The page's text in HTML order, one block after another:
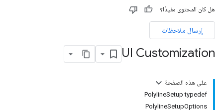
هل كان المحتوى مفيدًا؟
إرسال ملاحظات
UI Customization
على هذه الصفحة
PolylineSetup typedef
PolylineSetupOptions